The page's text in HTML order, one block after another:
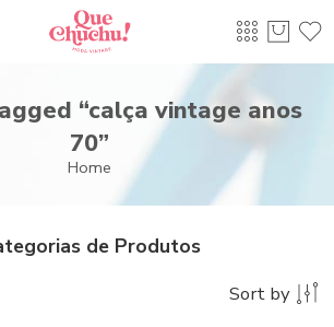
“calça vintage anos
70”
Home
de Produtos
Sort by